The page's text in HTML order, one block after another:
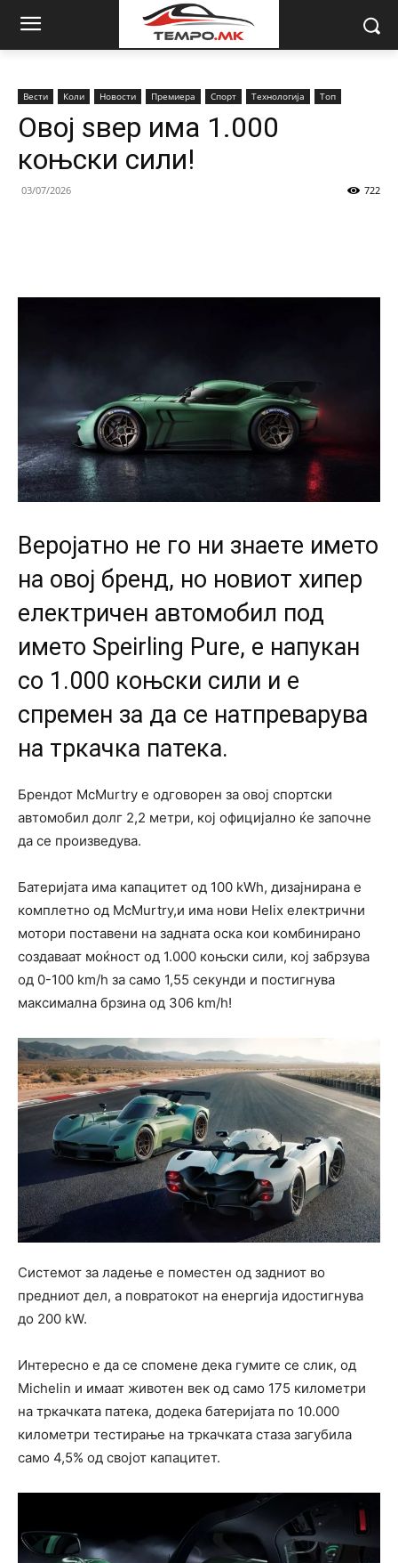
Вести Коли Новости Премиера Спорт Технологија Топ
Oвој ѕвер има 1.000
коњски сили!
03/07/2026 722
Веројатно не го ни знаете името
на овој бренд, но новиот хипер
електричен автомобил под
името Speirling Pure, е напукан
со 1.000 коњски сили и е
спремен за да се натпреварува
на тркачка патека.
Брендот McMurtry е одговорен за овој спортски
автомобил долг 2,2 метри, кој официјално ќе започне
да се произведува.
Батеријата има капацитет од 100 kWh, дизајнирана е
комплетно од McMurtry,и има нови Helix електрични
мотори поставени на задната оска кои комбинирано
создаваат моќност од 1.000 коњски сили, кој забрзува
од 0-100 km/h за само 1,55 секунди и постигнува
максимална брзина од 306 km/h!
Системот за ладење е поместен од задниот во
предниот дел, а повратокот на енергија идостигнува
до 200 kW.
Интересно е да се спомене дека гумите се слик, од
Michelin и имаат животен век од само 175 километри
на тркачката патека, додека батеријата по 10.000
километри тестирање на тркачката стаза загубила
само 4,5% од својот капацитет.